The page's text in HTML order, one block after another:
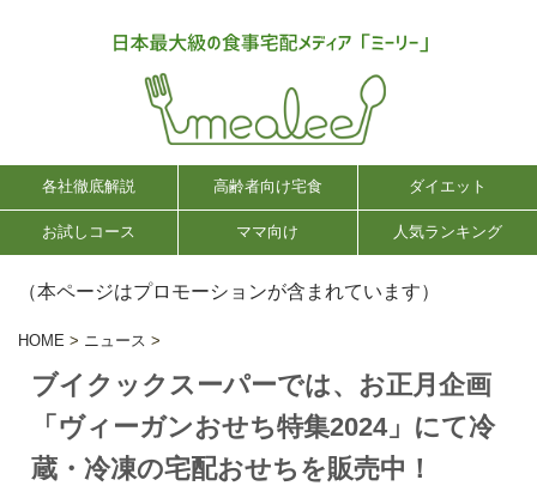
各社徹底解説 高齢者向け宅食 ダイエット
お試しコース ママ向け 人気ランキング
（本ページはプロモーションが含まれています）
HOME > ニュース >
ブイクックスーパーでは、お正月企画
「ヴィーガンおせち特集2024」にて冷
蔵・冷凍の宅配おせちを販売中！